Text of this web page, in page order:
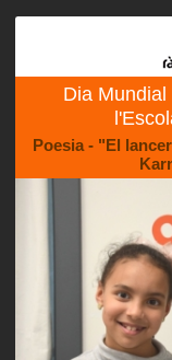
Dia
Poesia - "El